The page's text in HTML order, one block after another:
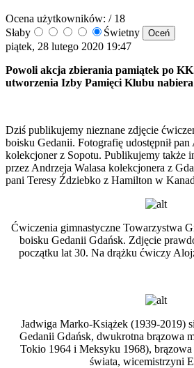
Ocena użytkowników: / 18
Słaby
Świetny
piątek, 28 lutego 2020 19:47
Powoli akcja zbierania pamiątek po
utworzenia Izby Pamięci Klubu
Dziś publikujemy nieznane zdjęcie
boisku Gedanii. Fotografię udostępnił pan
kolekcjoner z Sopotu. Publikujemy także
przez Andrzeja Walasa kolekcjonera z
pani Teresy Ździebko z Hamilton w
Ćwiczenia gimnastyczne Towarzystwa
boisku Gedanii Gdańsk. Zdjęcie
początku lat 30. Na drążku ćwiczy
Jadwiga Marko-Książek (1939-2019)
Gedanii Gdańsk, dwukrotna brązowa
Tokio 1964 i Meksyku 1968),
świata, wicemistrzyni